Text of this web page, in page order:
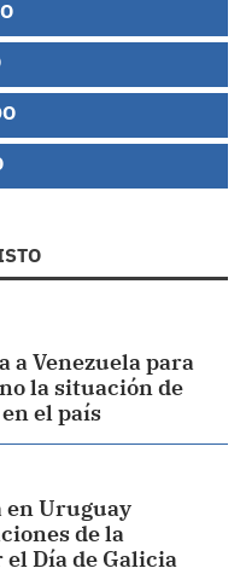
a Venezuela para
la situación de
el país
en Uruguay
de la
Día de Galicia